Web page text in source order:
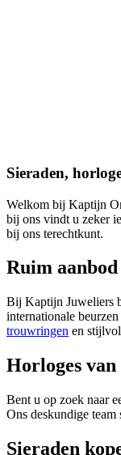
Sieraden,
Welkom bij Kaptijn
bij ons vindt u zeker
bij ons terechtkunt.
Ruim
Bij Kaptijn Juweliers
internationale
trouwringen en
Horloges
Bent u op zoek naar
Ons deskundige team
Sieraden